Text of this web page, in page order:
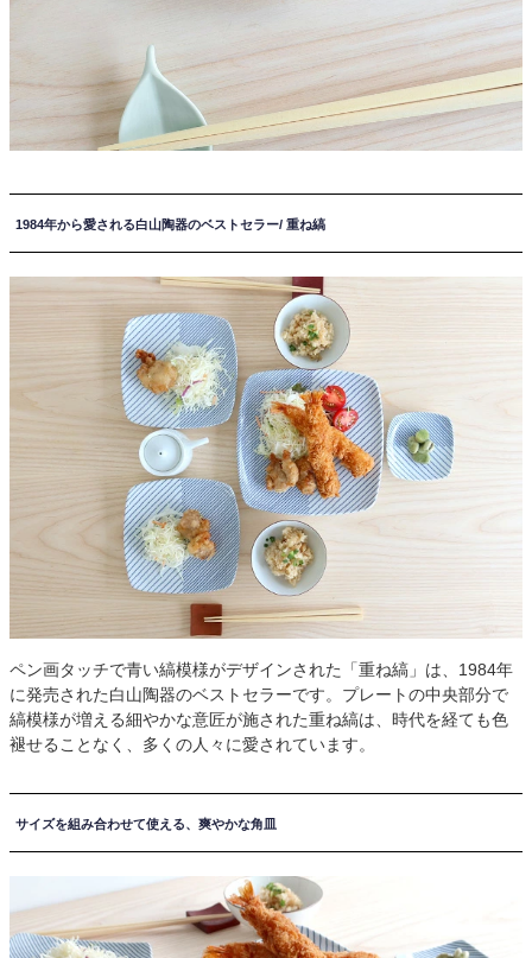
1984年から愛される白山陶器のベストセラー/ 重ね縞
ペン画タッチで青い縞模様がデザインされた「重ね縞」は、1984年
に発売された白山陶器のベストセラーです。プレートの中央部分で
縞模様が増える細やかな意匠が施された重ね縞は、時代を経ても色
褪せることなく、多くの人々に愛されています。
サイズを組み合わせて使える、爽やかな角皿